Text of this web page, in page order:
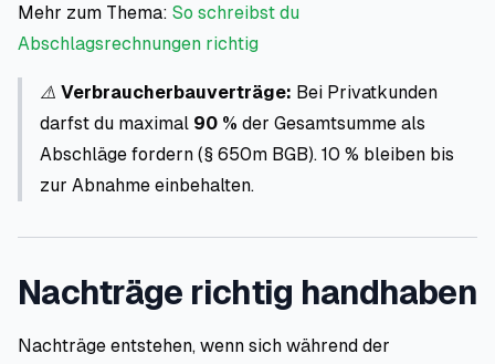
Mehr zum Thema: So schreibst du
Abschlagsrechnungen richtig
⚠️ Verbraucherbauverträge: Bei Privatkunden
darfst du maximal 90 % der Gesamtsumme als
Abschläge fordern (§ 650m BGB). 10 % bleiben bis
zur Abnahme einbehalten.
Nachträge richtig handhaben
Nachträge entstehen, wenn sich während der